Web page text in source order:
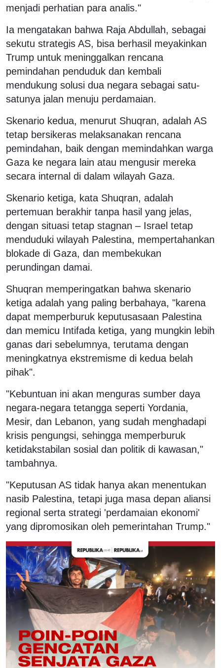
menjadi perhatian para analis."
Ia mengatakan bahwa Raja Abdullah, sebagai
sekutu strategis AS, bisa berhasil meyakinkan
Trump untuk meninggalkan rencana
pemindahan penduduk dan kembali
mendukung solusi dua negara sebagai satu-
satunya jalan menuju perdamaian.
Skenario kedua, menurut Shuqran, adalah AS
tetap bersikeras melaksanakan rencana
pemindahan, baik dengan memindahkan warga
Gaza ke negara lain atau mengusir mereka
secara internal di dalam wilayah Gaza.
Skenario ketiga, kata Shuqran, adalah
pertemuan berakhir tanpa hasil yang jelas,
dengan situasi tetap stagnan – Israel tetap
menduduki wilayah Palestina, mempertahankan
blokade di Gaza, dan membekukan
perundingan damai.
Shuqran memperingatkan bahwa skenario
ketiga adalah yang paling berbahaya, "karena
dapat memperburuk keputusasaan Palestina
dan memicu Intifada ketiga, yang mungkin lebih
ganas dari sebelumnya, terutama dengan
meningkatnya ekstremisme di kedua belah
pihak".
"Kebuntuan ini akan menguras sumber daya
negara-negara tetangga seperti Yordania,
Mesir, dan Lebanon, yang sudah menghadapi
krisis pengungsi, sehingga memperburuk
ketidakstabilan sosial dan politik di kawasan,"
tambahnya.
"Keputusan AS tidak hanya akan menentukan
nasib Palestina, tetapi juga masa depan aliansi
regional serta strategi 'perdamaian ekonomi'
yang dipromosikan oleh pemerintahan Trump."